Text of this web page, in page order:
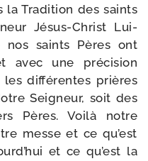
la Tradition des saints
Jésus-​Christ Lui-​
saints Pères ont
avec une pré­ci­sion
dif­fé­rentes prières
Seigneur, soit des
Pères. Voilà notre
messe et ce qu’est
et ce qu’est la